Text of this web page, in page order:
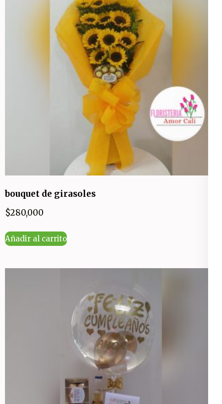
bouquet de girasoles
$280,000
Añadir al carrito